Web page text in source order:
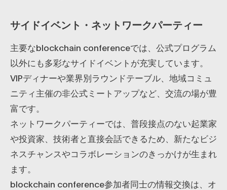
サイドイベント・ネットワークパーティー
主要なblockchain conferenceでは、公式プログラム
以外にも多彩なサイドイベントが充実しています。
VIPディナーや業界別ラウンドテーブル、地域コミュ
ニティ主催の非公式ミートアップなど、交流の場が豊
富です。
ネットワークパーティーでは、普段接点のない起業家
や投資家、技術者と直接会話できるため、新たなビジ
ネスチャンスやコラボレーションのきっかけが生まれ
ます。
blockchain conference参加者同士の情報交換は、オ